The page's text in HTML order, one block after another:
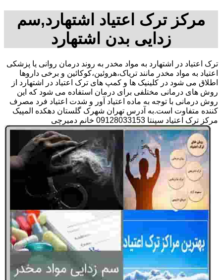
مرکز ترک اعتیاد اشتهارد,سم
زدایی بدن اشتهارد
ترک اعتیاد در اشتهارد به مواد مخدر به روند درمان روانی یا پزشکی
اعتیاد به مواد مخدر مانند تریاک،هروئین،کوکائین و برخی داروها
اطلاق می شود در کلینیک ها و کمپ های ترک اعتیاد در اشتهارد از
روش های درمانی مختلفی برای درمان استفاده می شود که این
روش درمانی با توجه به ماده اعتیاد آور و شدت اعتیاد فرد مصرف
کننده متفاوت است.به آدرس تهران شهرک گلستان دهکده المپیک
مرکز ترک اعتیاد سپنتا 09128033153 خانم دمیرچی